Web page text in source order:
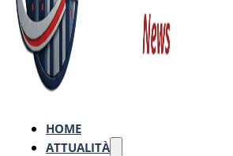
HOME
ATTUALITÀ